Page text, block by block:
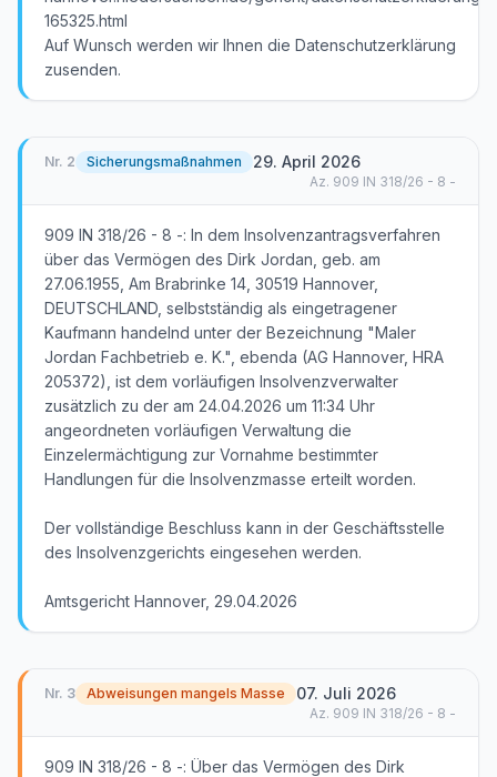
165325.html
Auf Wunsch werden wir Ihnen die Datenschutzerklärung
zusenden.
Nr. 2 Sicherungsmaßnahmen 29. April 2026
Az. 909 IN 318/26 - 8 -
909 IN 318/26 - 8 -: In dem Insolvenzantragsverfahren
über das Vermögen des Dirk Jordan, geb. am
27.06.1955, Am Brabrinke 14, 30519 Hannover,
DEUTSCHLAND, selbstständig als eingetragener
Kaufmann handelnd unter der Bezeichnung "Maler
Jordan Fachbetrieb e. K.", ebenda (AG Hannover, HRA
205372), ist dem vorläufigen Insolvenzverwalter
zusätzlich zu der am 24.04.2026 um 11:34 Uhr
angeordneten vorläufigen Verwaltung die
Einzelermächtigung zur Vornahme bestimmter
Handlungen für die Insolvenzmasse erteilt worden.
Der vollständige Beschluss kann in der Geschäftsstelle
des Insolvenzgerichts eingesehen werden.
Amtsgericht Hannover, 29.04.2026
Nr. 3 Abweisungen mangels Masse 07. Juli 2026
Az. 909 IN 318/26 - 8 -
909 IN 318/26 - 8 -: Über das Vermögen des Dirk